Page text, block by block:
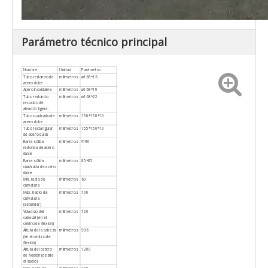
Parámetro técnico principal
Nombre Unidad
Parámetro
Tubo redondo de
acero dulce
milímetros ø168*16
Acero inoxidable milímetros
ø168*10
Tubo redondo
recocido de
aleación ligera.
milímetros ø168*22
Tubo cuadrado de
acero dulce
milímetros 150*150*10
Tubo rectangular
de acero dulce
milímetros 155*150*10
Barra sólida
redonda de acero
dulce
milímetros Φ90
Barra sólida
cuadrada de acero
dulce
milímetros 85*85
Mín. radio de
curvatura
milímetros 60
Máx. Radio de
curvatura
(estándar)
milímetros 700
Voladizo del
cabezal (en el
centro de flexión)
milímetros 720
Altura de la cabeza
(en el centro de
flexión)
milímetros 996
Altura del centro
de flexión (desde
el suelo)
milímetros 1200